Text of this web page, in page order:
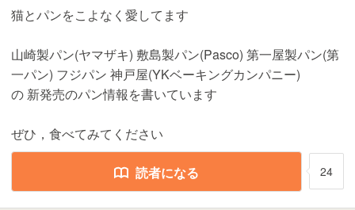
猫とパンをこよなく愛してます
山崎製パン(ヤマザキ) 敷島製パン(Pasco) 第一屋製パン(第
一パン) フジパン 神戸屋(YKベーキングカンパニー)
の 新発売のパン情報を書いています
ぜひ，食べてみてください
読者になる 24